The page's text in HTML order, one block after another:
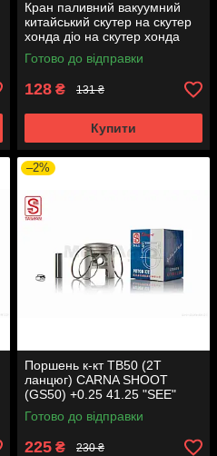
Кран паливний вакуумний
китайський скутер на скутер
хонда діо на скутер хонда
такт AF24 вкручується M16
AT-7074
Готово до відправки
128 ₴ 131 ₴
Купити
–2%
Поршень к-кт TB50 (2T
ланцюг) CARNA SHOOT
(GS50) +0.25 41.25 "SEE"
(Sheng-E) таємниця (акція)
Готово до відправки
225 ₴ 230 ₴